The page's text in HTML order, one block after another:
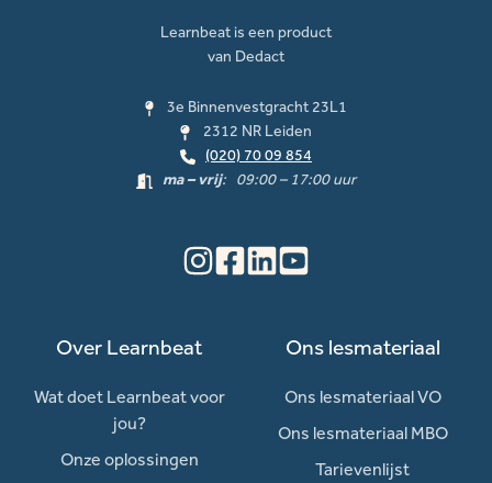
Learnbeat is een product
van Dedact
3e Binnenvestgracht 23L1
2312 NR Leiden
(020) 70 09 854
ma – vrij: 09:00 – 17:00 uur
Over Learnbeat
Wat doet Learnbeat voor
jou?
Onze oplossingen
Ons lesmateriaal
Ons lesmateriaal VO
Ons lesmateriaal MBO
Tarievenlijst